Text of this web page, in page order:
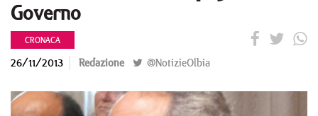
Governo
CRONACA
26/11/2013 Redazione @NotizieOlbia